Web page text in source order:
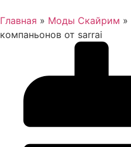
Главная » Моды Скайрим »
компаньонов от sarrai